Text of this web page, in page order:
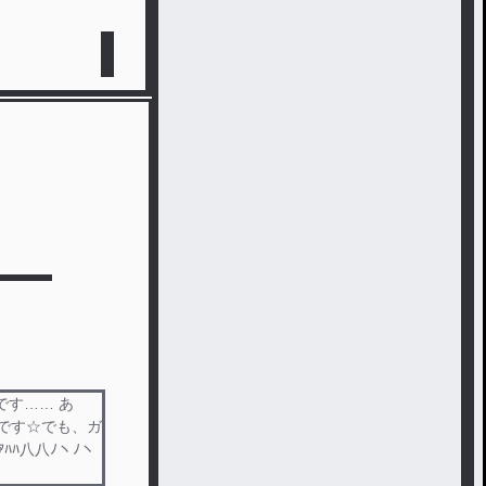
です…… あ
す☆でも、ガ
八八ﾉヽﾉヽ